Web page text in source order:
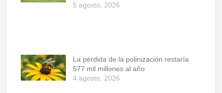
5 agosto, 2026
La pérdida de la polinización restaría
577 mil millones al año
4 agosto, 2026